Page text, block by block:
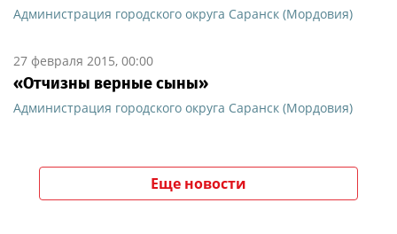
Администрация городского округа Саранск (Мордовия)
27 февраля 2015, 00:00
«Отчизны верные сыны»
Администрация городского округа Саранск (Мордовия)
Еще новости